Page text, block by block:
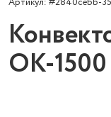
ОК-1500